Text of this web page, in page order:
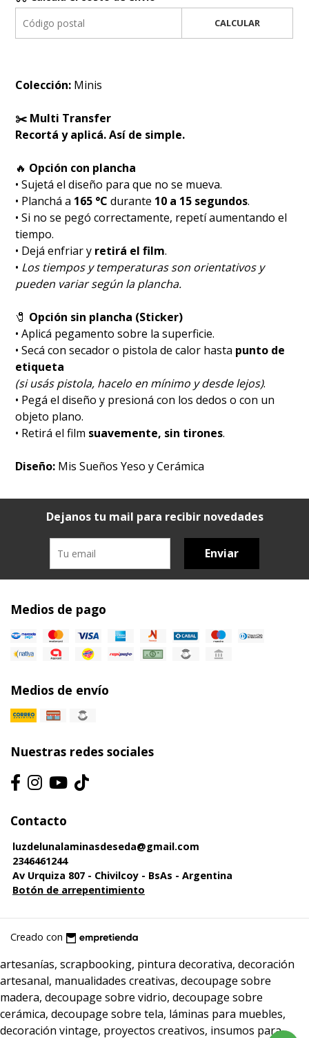
CALCULAR
Colección: Minis
✂️ Multi Transfer
Recortá y aplicá. Así de simple.
🔥 Opción con plancha
• Sujetá el diseño para que no se mueva.
• Planchá a 165 °C durante 10 a 15 segundos.
• Si no se pegó correctamente, repetí aumentando el
tiempo.
• Dejá enfriar y retirá el film.
• Los tiempos y temperaturas son orientativos y
pueden variar según la plancha.
🧷 Opción sin plancha (Sticker)
• Aplicá pegamento sobre la superficie.
• Secá con secador o pistola de calor hasta punto de
etiqueta
(si usás pistola, hacelo en mínimo y desde lejos).
• Pegá el diseño y presioná con los dedos o con un
objeto plano.
• Retirá el film suavemente, sin tirones.
Diseño: Mis Sueños Yeso y Cerámica
Dejanos tu mail para recibir novedades
Enviar
Medios de pago
Medios de envío
Nuestras redes sociales
Contacto
luzdelunalaminasdeseda@gmail.com
2346461244
Av Urquiza 807 - Chivilcoy - BsAs - Argentina
Botón de arrepentimiento
Creado con
artesanías, scrapbooking, pintura decorativa, decoración
artesanal, manualidades creativas, decoupage sobre
madera, decoupage sobre vidrio, decoupage sobre
cerámica, decoupage sobre tela, láminas para muebles,
decoración vintage, proyectos creativos, insumos para